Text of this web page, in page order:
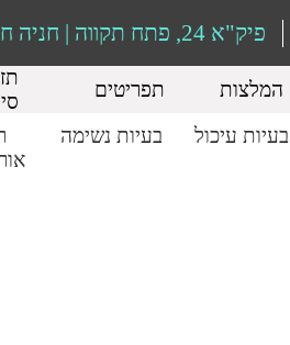
פיק"א 24, פתח תקווה | חניה חינם בשפע
המלצות תפריטים
בעיות עיכול בעיות נשימה